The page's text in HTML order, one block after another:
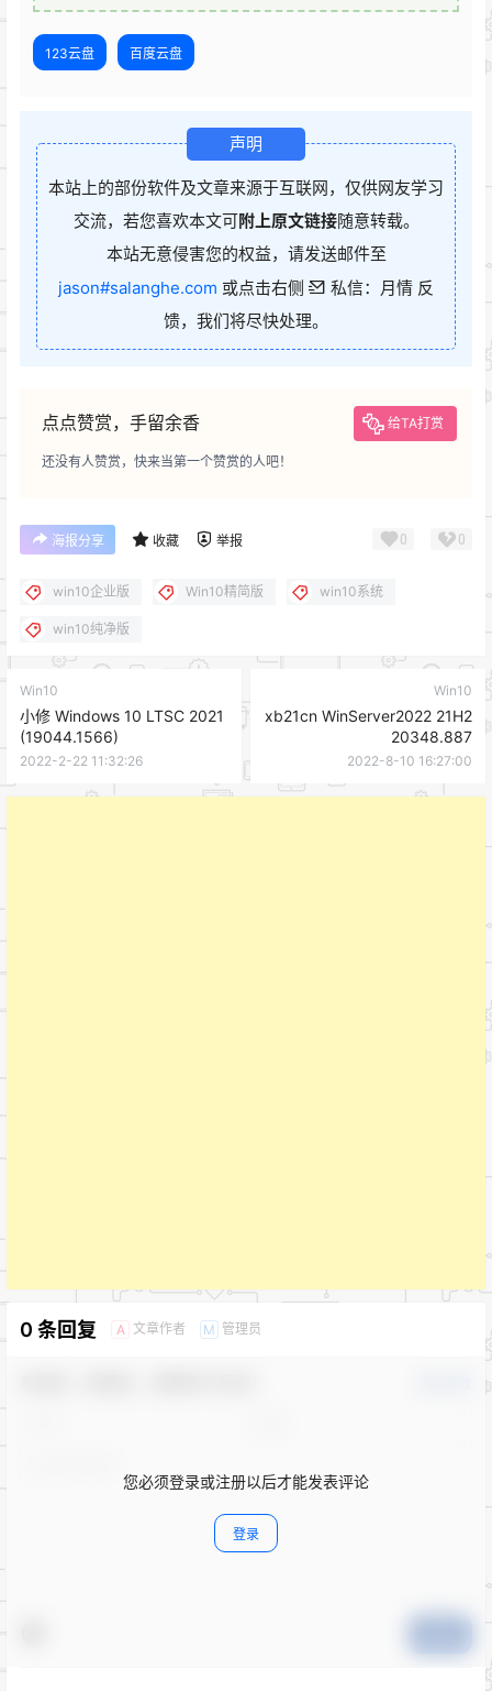
123云盘 百度云盘
声明
本站上的部份软件及文章来源于互联网，仅供网友学习
交流，若您喜欢本文可附上原文链接随意转载。
本站无意侵害您的权益，请发送邮件至
jason#salanghe.com 或点击右侧
私信：月情 反
馈，我们将尽快处理。
点点赞赏，手留余香 给TA打赏
还没有人赞赏，快来当第一个赞赏的人吧！
海报分享 收藏 举报 0 0
win10企业版 Win10精简版 win10系统
win10纯净版
Win10
小修 Windows 10 LTSC 2021
(19044.1566)
2022-2-22 11:32:26
Win10
xb21cn WinServer2022 21H2
20348.887
2022-8-10 16:27:00
0 条回复 A 文章作者 M 管理员
您必须登录或注册以后才能发表评论
登录